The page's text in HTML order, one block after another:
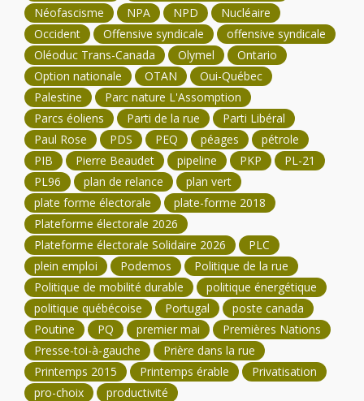
Néofascisme
NPA NPD
Nucléaire
Occident
Offensive syndicale
offensive syndicale
Oléoduc Trans-Canada
Olymel
Ontario
Option nationale
OTAN
Oui-Québec
Palestine
Parc nature L'Assomption
Parcs éoliens
Parti de la rue
Parti Libéral
Paul Rose
PDS PEQ péages
pétrole
PIB
Pierre Beaudet pipeline PKP
PL-21
PL96
plan de relance
plan vert
plate forme électorale
plate-forme 2018
Plateforme électorale 2026
Plateforme électorale Solidaire 2026
PLC
plein emploi
Podemos
Politique de la rue
Politique de mobilité durable
politique énergétique
politique québécoise
Portugal
poste canada
Poutine
PQ premier mai
Premières Nations
Presse-toi-à-gauche
Prière dans la rue
Printemps 2015
Printemps érable
Privatisation
pro-choix
productivité